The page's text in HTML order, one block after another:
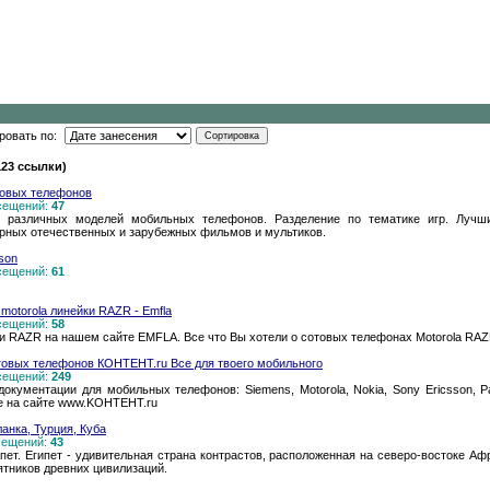
по:
ссылки)
телефонов
47
моделей мобильных телефонов. Разделение по тематике игр.
отечественных и зарубежных фильмов и мультиков.
61
линейки RAZR - Emfla
58
на нашем сайте EMFLA. Все что Вы хотели о сотовых телефонах Motorola
телефонов КОНТЕНТ.ru Все для твоего мобильного
249
для мобильных телефонов: Siemens, Motorola, Nokia, Sony Ericsson,
сайте www.KOHTEHT.ru
Турция, Куба
43
Египет - удивительная страна контрастов, расположенная на северо-востоке
древних цивилизаций.